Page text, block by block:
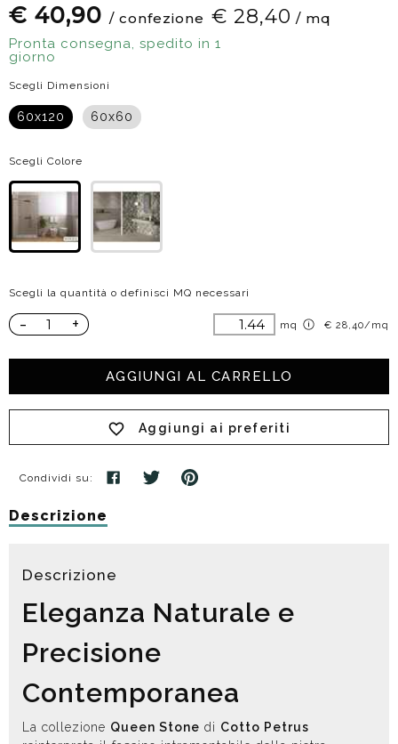
€ 40,90 / confezione € 28,40 / mq
Pronta consegna, spedito in 1
giorno
Scegli Dimensioni
60x120 60x60
Scegli Colore
Scegli la quantità o definisci MQ necessari
- + mq € 28,40/mq
AGGIUNGI AL CARRELLO
Aggiungi ai preferiti
Condividi su:
Descrizione
Descrizione
Eleganza Naturale e
Precisione
Contemporanea
La collezione Queen Stone di Cotto Petrus